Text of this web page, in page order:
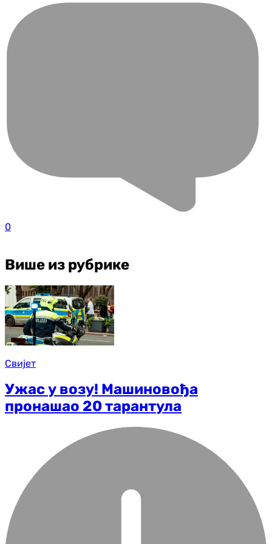
0
Више из рубрике
Свијет
Ужас у возу! Машиновођа
пронашао 20 тарантула